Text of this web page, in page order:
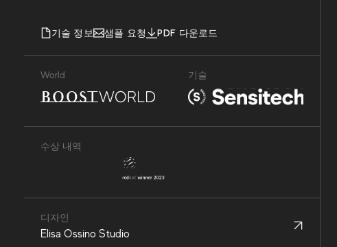
기술 정보 샘플 요청 PDF 다운로드
World 기술
수상 내역
디자인
Elisa Ossino Studio